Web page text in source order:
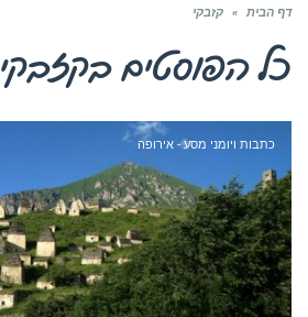
דף הבית » קזבקי
כל הפוסטים בקזבקי
כתבות ויומני מסע - אירופה